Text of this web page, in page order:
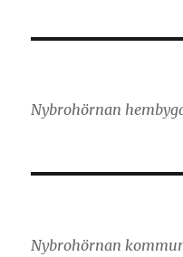
Nybrohörnan
Nybrohörnan